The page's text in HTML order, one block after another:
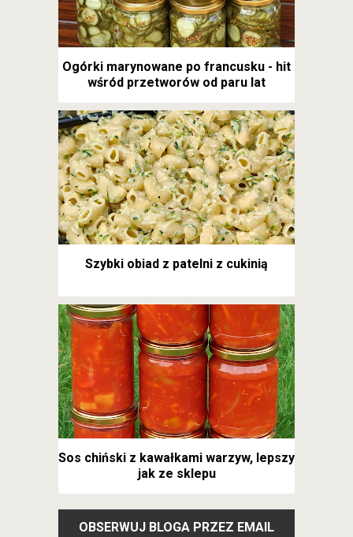
Ogórki marynowane po francusku - hit
wśród przetworów od paru lat
Szybki obiad z patelni z cukinią
Sos chiński z kawałkami warzyw, lepszy
jak ze sklepu
OBSERWUJ BLOGA PRZEZ EMAIL